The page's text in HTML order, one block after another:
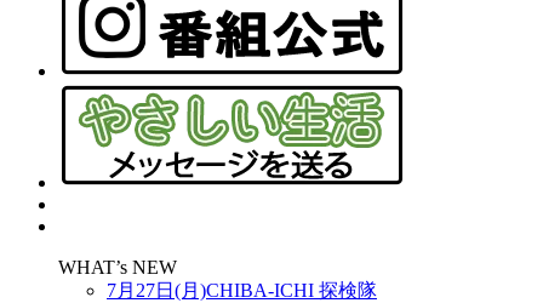
WHAT’s NEW
7月27日(月)CHIBA-ICHI 探検隊